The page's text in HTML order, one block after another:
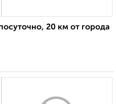
20 км от города